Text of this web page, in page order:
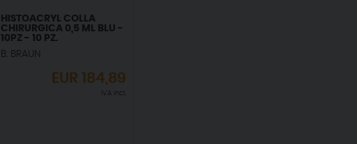
HISTOACRYL COLLA
CHIRURGICA 0,5 ML BLU -
10PZ - 10 PZ.
B. BRAUN
EUR184,89
IVA incl.